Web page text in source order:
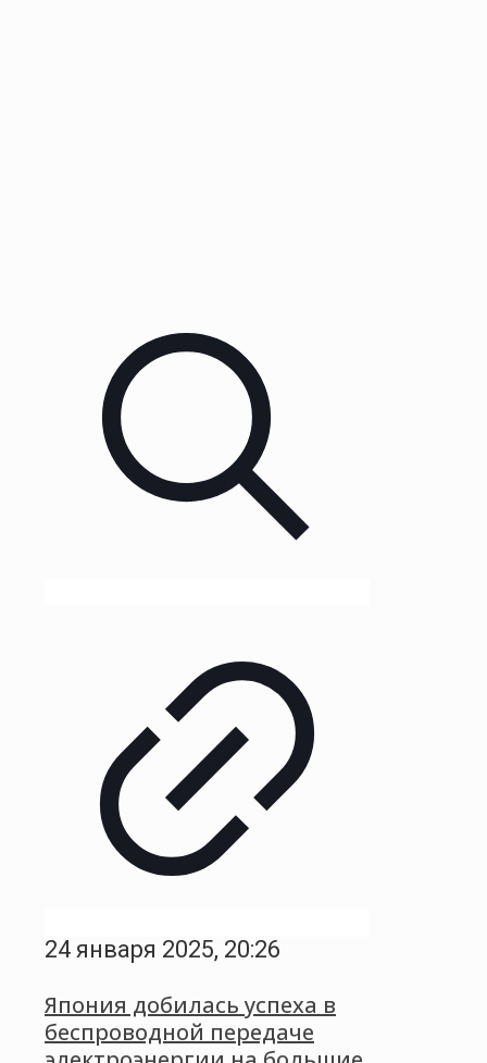
24 января 2025, 20:26
Япония добилась успеха в
беспроводной передаче